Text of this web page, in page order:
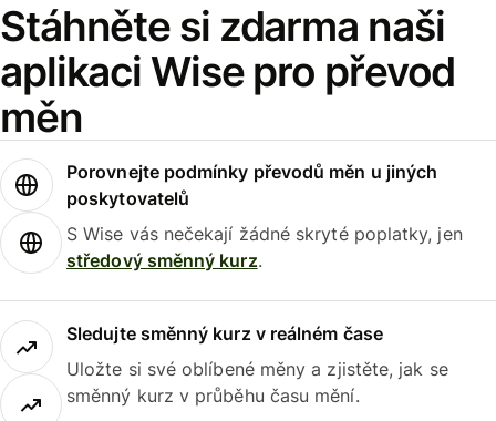
Stáhněte si zdarma naši
aplikaci Wise pro převod
měn
Porovnejte podmínky převodů měn u jiných
poskytovatelů
S Wise vás nečekají žádné skryté poplatky, jen
středový směnný kurz.
Sledujte směnný kurz v reálném čase
Uložte si své oblíbené měny a zjistěte, jak se
směnný kurz v průběhu času mění.